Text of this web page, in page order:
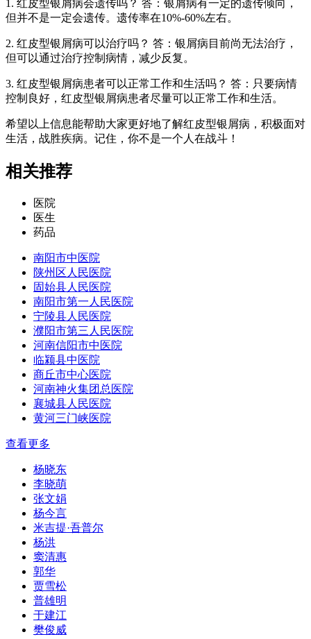
1. 红皮型银屑病会遗传吗？ 答：银屑病有一定的遗传倾向，
但并不是一定会遗传。遗传率在10%-60%左右。
2. 红皮型银屑病可以治疗吗？ 答：银屑病目前尚无法治疗，
但可以通过治疗控制病情，减少反复。
3. 红皮型银屑病患者可以正常工作和生活吗？ 答：只要病情
控制良好，红皮型银屑病患者尽量可以正常工作和生活。
希望以上信息能帮助大家更好地了解红皮型银屑病，积极面对
生活，战胜疾病。记住，你不是一个人在战斗！
相关推荐
医院
医生
药品
南阳市中医院
陕州区人民医院
固始县人民医院
南阳市第一人民医院
宁陵县人民医院
濮阳市第三人民医院
河南信阳市中医院
临颍县中医院
商丘市中心医院
河南神火集团总医院
襄城县人民医院
黄河三门峡医院
查看更多
杨晓东
李晓萌
张文娟
杨今言
米吉提·吾普尔
杨洪
窦清惠
郭华
贾雪松
普雄明
于建江
樊俊威